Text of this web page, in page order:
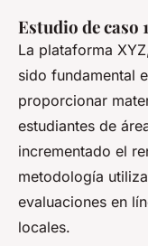
Estudio de caso
La plataforma
sido fundamental
proporcionar
estudiantes de
incrementado el
metodología
evaluaciones en
locales.